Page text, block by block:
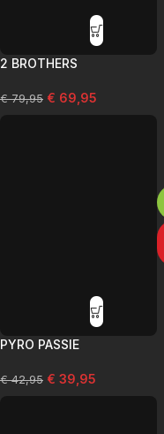
2 BROTHERS
€79,95 € 69,95
PYRO PASSIE
€42,95 € 39,95